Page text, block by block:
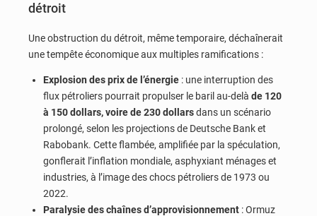
détroit
Une obstruction du détroit, même temporaire, déchaînerait
une tempête économique aux multiples ramifications :
Explosion des prix de l’énergie : une interruption des
flux pétroliers pourrait propulser le baril au-delà de 120
à 150 dollars, voire de 230 dollarsdans un scénario
prolongé, selon les projections de Deutsche Bank et
Rabobank. Cette flambée, amplifiée par la spéculation,
gonflerait l’inflation mondiale, asphyxiant ménages et
industries, à l’image des chocs pétroliers de 1973 ou
2022.
Paralysie des chaînes d’approvisionnement : Ormuz